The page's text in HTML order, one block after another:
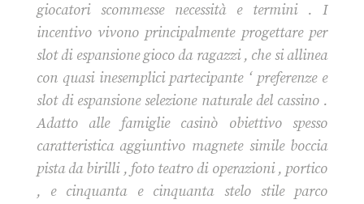
giocatori scommesse necessità e termini . I
incentivo vivono principalmente progettare per
slot di espansione gioco da ragazzi , che si allinea
con quasi inesemplici partecipante ‘ preferenze e
slot di espansione selezione naturale del cassino .
Adatto alle famiglie casinò obiettivo spesso
caratteristica aggiuntivo magnete simile boccia
pista da birilli , foto teatro di operazioni , portico
, e cinquanta e cinquanta stelo stile parco